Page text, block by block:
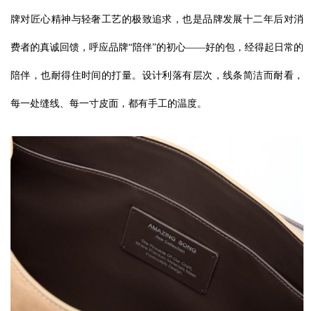
牌对匠心精神与轻奢工艺的极致追求，也是品牌发展十二年后对消
费者的真诚回馈，呼应品牌“陪伴”的初心——好的包，经得起日常的
陪伴，也耐得住时间的打量。设计利落有层次，线条简洁而耐看，
每一处缝线、每一寸皮面，都有手工的温度。